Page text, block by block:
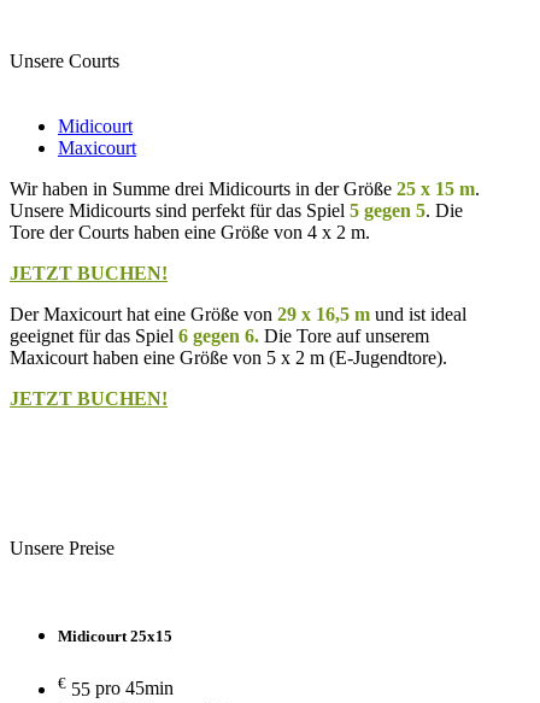
Unsere Courts
Midicourt
Maxicourt
Wir haben in Summe drei Midicourts in der Größe 25 x 15 m.
Unsere Midicourts sind perfekt für das Spiel 5 gegen 5. Die
Tore der Courts haben eine Größe von 4 x 2 m.
JETZT BUCHEN!
Der Maxicourt hat eine Größe von 29 x 16,5 m und ist ideal
geeignet für das Spiel 6 gegen 6. Die Tore auf unserem
Maxicourt haben eine Größe von 5 x 2 m (E-Jugendtore).
JETZT BUCHEN!
Unsere Preise
Midicourt 25x15
€ 55 pro 45min